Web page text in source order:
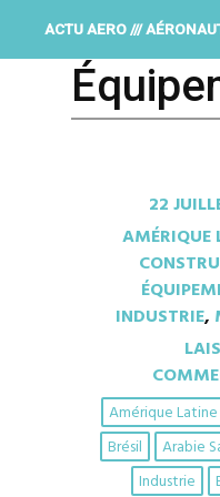
ACTU AERO ///
22
AMÉRIQUE
INDUSTRIE,
Amérique Latine
Arabie
Brésil
Industrie